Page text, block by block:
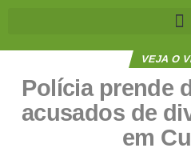
VEJA O
Polícia prende
acusados de
em